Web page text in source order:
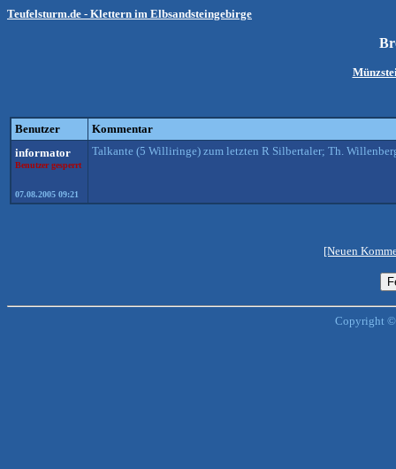
Teufelsturm.de - Klettern im Elbsandsteingebirge
Benutzer
Kommentar
informator
Benutzer gesperrt
07.08.2005 09:21
Talkante (5 Williringe) zum letzten R Silbertaler; Th.
[Neuen
Copyright ©